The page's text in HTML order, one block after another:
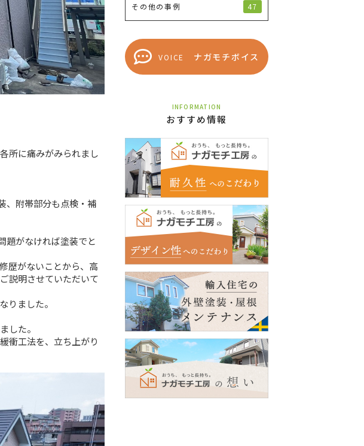
所に痛みがみられまし
、附帯部分も点検・補
題がなければ塗装でと
歴がないことから、高
説明させていただいて
りました。
した。
衝工法を、立ち上がり
その他の事例 47
VOICE ナガモチボイス
INFORMATION
おすすめ情報